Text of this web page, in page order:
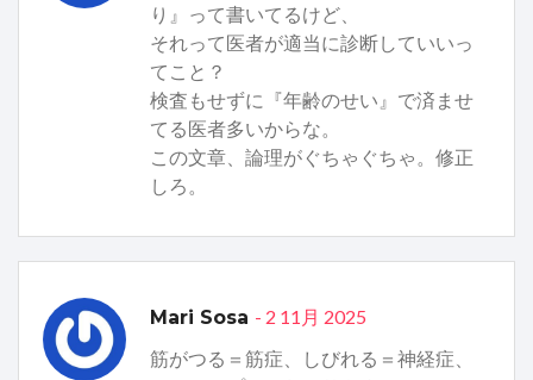
り』って書いてるけど、
それって医者が適当に診断していいっ
てこと？
検査もせずに『年齢のせい』で済ませ
てる医者多いからな。
この文章、論理がぐちゃぐちゃ。修正
しろ。
Mari Sosa - 2 11月 2025
筋がつる＝筋症、しびれる＝神経症、